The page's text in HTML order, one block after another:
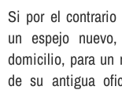
Si por el contrario
un espejo
domicilio, para un
de su antigua